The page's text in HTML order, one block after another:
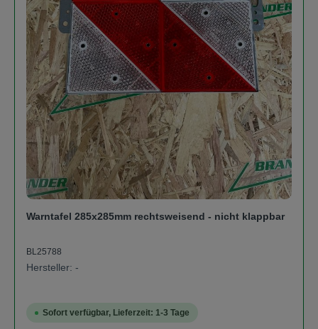
Warntafel 285x285mm rechtsweisend - nicht klappbar
BL25788
Hersteller: -
Sofort verfügbar, Lieferzeit: 1-3 Tage